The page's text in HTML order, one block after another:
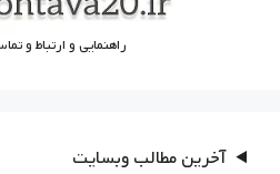
راهنمایی و ارتباط و
آخرین مطالب وبسایت